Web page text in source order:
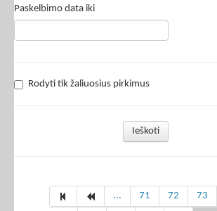
Paskelbimo data iki
Rodyti tik žaliuosius pirkimus
Ieškoti
... 71 72 73